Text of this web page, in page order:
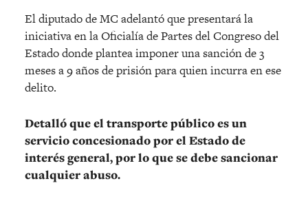
El diputado de MC adelantó que presentará la
iniciativa en la Oficialía de Partes del Congreso del
Estado donde plantea imponer una sanción de 3
meses a 9 años de prisión para quien incurra en ese
delito.
Detalló que el transporte público es un
servicio concesionado por el Estado de
interés general, por lo que se debe sancionar
cualquier abuso.